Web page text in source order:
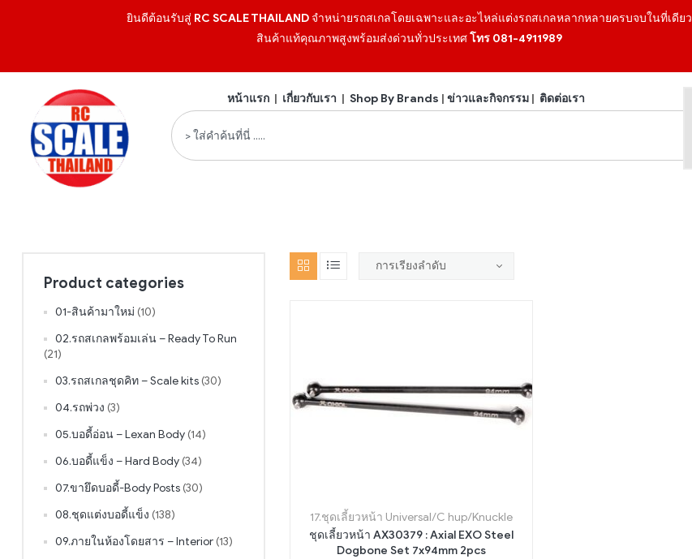
ยินดีต้อนรับสู่ RC SCALE THAILANDจำหน่ายรถสเกลโดยเฉพาะและอะไหล่แต่งรถสเกลหลากหลายครบจบในที่เดียว
สินค้าแท้คุณภาพสูงพร้อมส่งด่วนทั่วประเทศโทร 081-4911989
หน้าแรก| เกี่ยวกับเรา | Shop By Brands | ข่าวและกิจกรรม| ติดต่อเรา
17.ชุดเลี้ยวหน้า Universal/C hup/Knuckle
ชุดเลี้ยวหน้า AX30379 : Axial EXO Steel
Dogbone Set 7x94mm 2pcs
Product categories
01-สินค้ามาใหม่ (10)
02.รถสเกลพร้อมเล่น – Ready To Run
(21)
03.รถสเกลชุดคิท – Scale kits (30)
04.รถพ่วง (3)
05.บอดี้อ่อน – Lexan Body (14)
06.บอดี้แข็ง – Hard Body (34)
07.ขายึดบอดี้-Body Posts (30)
08.ชุดแต่งบอดี้แข็ง (138)
09.ภายในห้องโดยสาร – Interior (13)